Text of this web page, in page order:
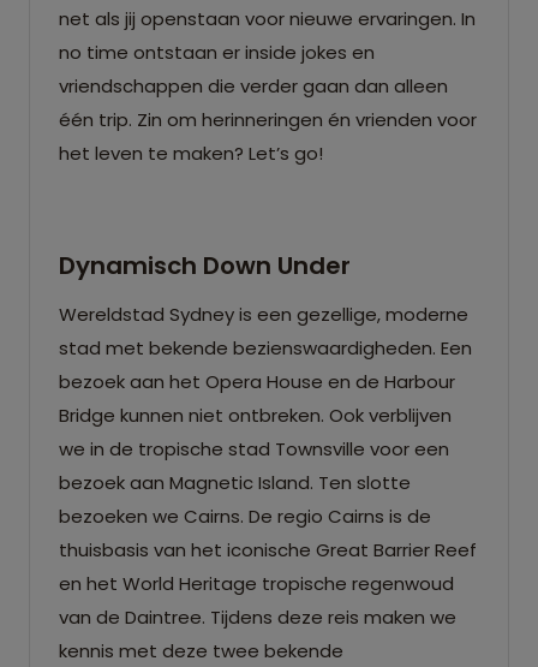
net als jij openstaan voor nieuwe ervaringen. In
no time ontstaan er inside jokes en
vriendschappen die verder gaan dan alleen
één trip. Zin om herinneringen én vrienden voor
het leven te maken? Let’s go!
Dynamisch Down Under
Wereldstad Sydney is een gezellige, moderne
stad met bekende bezienswaardigheden. Een
bezoek aan het Opera House en de Harbour
Bridge kunnen niet ontbreken. Ook verblijven
we in de tropische stad Townsville voor een
bezoek aan Magnetic Island. Ten slotte
bezoeken we Cairns. De regio Cairns is de
thuisbasis van het iconische Great Barrier Reef
en het World Heritage tropische regenwoud
van de Daintree. Tijdens deze reis maken we
kennis met deze twee bekende